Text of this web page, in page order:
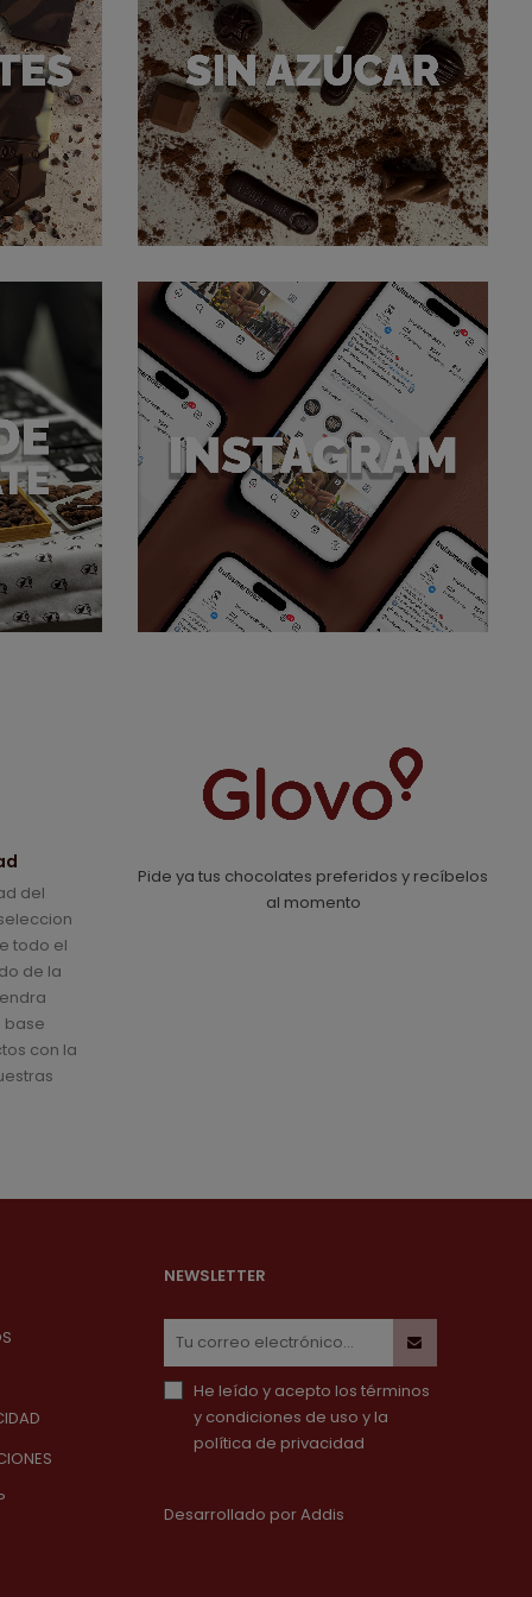
del
todo el
de la
base
con la
Pide ya tus chocolates preferidos y recíbelos
al momento
NEWSLETTER
He leído y acepto los términos
y condiciones de uso y la
política de privacidad
Desarrollado porAddis